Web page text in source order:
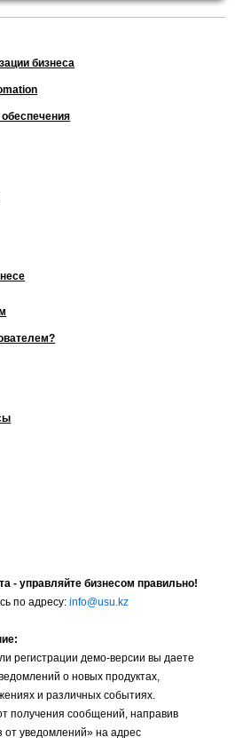
бизнеса
- управляйте бизнесом правильно!
по адресу:info@usu.kz
регистрации демо-версии вы даете
о новых продуктах,
и различных событиях.
получения сообщений, направив
от уведомлений» на адрес